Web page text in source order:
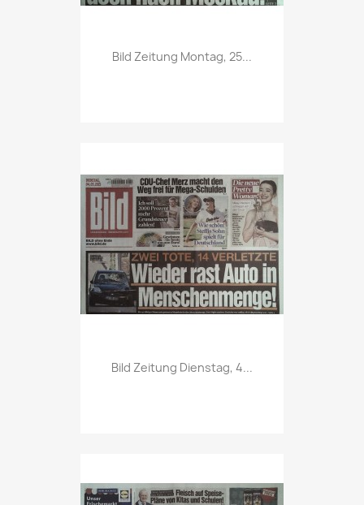
Vorschau
Bild Zeitung Montag, 25...
Vorschau
Bild Zeitung Dienstag, 4...